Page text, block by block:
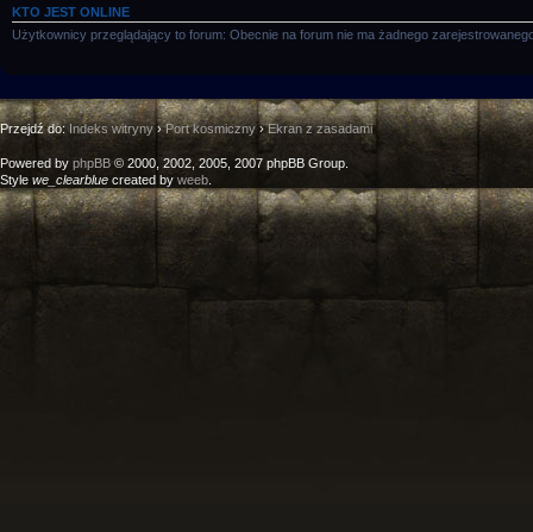
KTO JEST ONLINE
Użytkownicy przeglądający to forum: Obecnie na forum nie ma żadnego
Przejdź do:Indeks witryny›Port kosmiczny›Ekran z zasadami
Powered by phpBB © 2000, 2002, 2005, 2007 phpBB Group.
Style we_clearblue created by weeb